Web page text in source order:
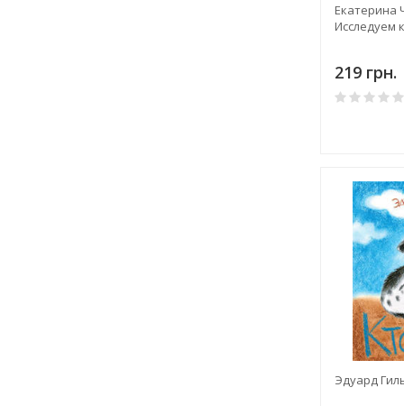
Екатерина
Исследуем
219 грн.
Эдуард